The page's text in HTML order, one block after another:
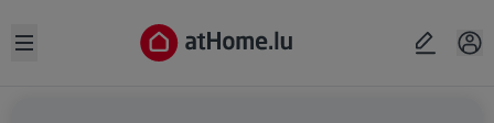
Open sidebar